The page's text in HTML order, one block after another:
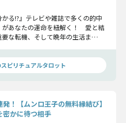
かる!?』テレビや雑誌で多くの的中
があなたの運命を紐解く！ 愛と結
な転機、そして晩年の生活ま
ピリチュアルタロット
！【ムンロ王子の無料縁結び】
密かに待つ相手